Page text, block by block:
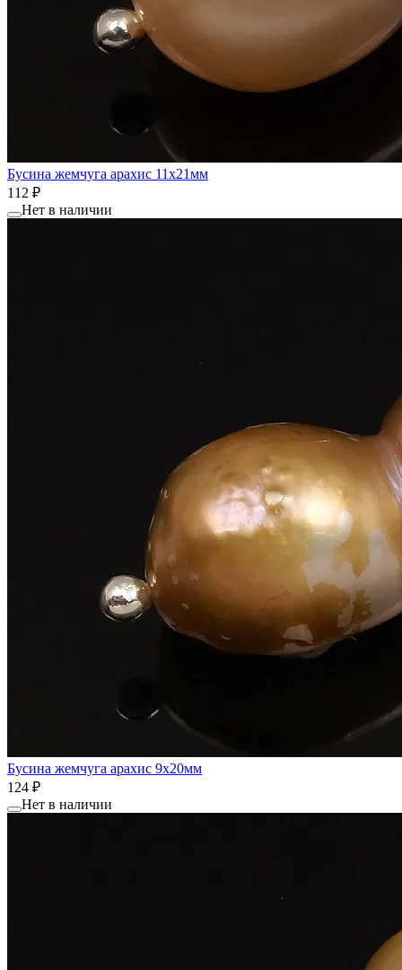
Бусина жемчуга арахис 11x21мм
112 ₽
Нет в наличии
Бусина жемчуга арахис 9x20мм
124 ₽
Нет в наличии